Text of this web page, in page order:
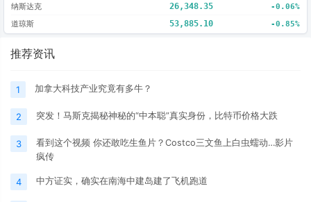
纳斯达克 26,348.35 -0.06%
道琼斯 53,885.10 -0.85%
推荐资讯
1 加拿大科技产业究竟有多牛？
2 突发！马斯克揭秘神秘的“中本聪”真实身份，比特币价格大跌
3
看到这个视频 你还敢吃生鱼片？Costco三文鱼上白虫蠕动…影片
疯传
4 中方证实，确实在南海中建岛建了飞机跑道